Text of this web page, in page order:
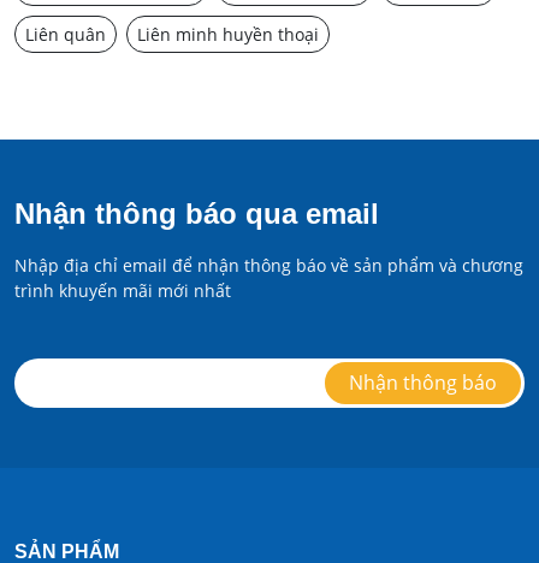
Liên quân Liên minh huyền thoại
Nhận thông báo qua email
Nhập địa chỉ email để nhận thông báo về sản phẩm và chương
trình khuyến mãi mới nhất
SẢN PHẨM